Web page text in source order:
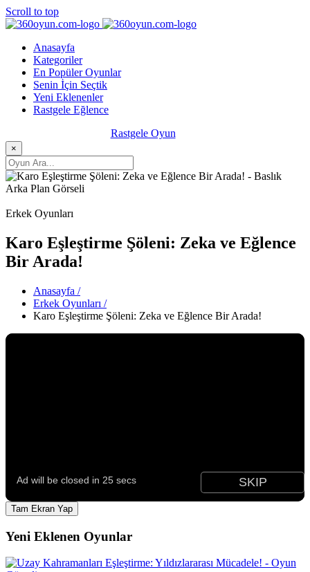
Scroll to top
Anasayfa
Kategoriler
En Popüler Oyunlar
Senin İçin Seçtik
Yeni Eklenenler
Rastgele Eğlence
Rastgele Oyun
×
Erkek Oyunları
Karo Eşleştirme Şöleni: Zeka ve Eğlence
Bir Arada!
Anasayfa /
Erkek Oyunları /
Karo Eşleştirme Şöleni: Zeka ve Eğlence Bir Arada!
Tam Ekran Yap
Yeni Eklenen Oyunlar